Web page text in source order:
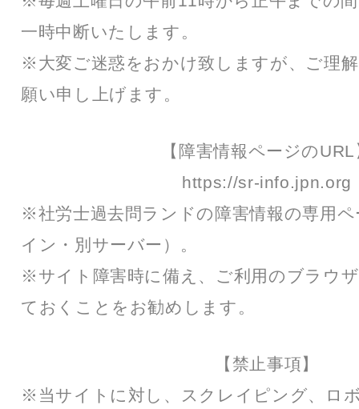
一時中断いたします。
※大変ご迷惑をおかけ致しますが、ご理
願い申し上げます。
【障害情報ページの
https://sr-info.jpn.org
※社労士過去問ランドの障害情報の専用
イン・別サーバー）。
※サイト障害時に備え、ご利用のブラウ
ておくことをお勧めします。
【禁止事項】
※当サイトに対し、スクレイピング、ロ